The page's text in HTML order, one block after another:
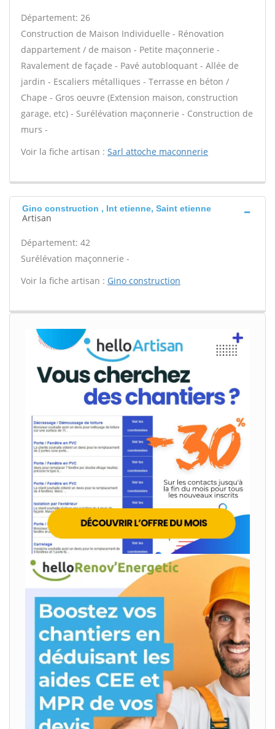
Département: 26
Construction de Maison Individuelle - Rénovation
dappartement / de maison - Petite maçonnerie -
Ravalement de façade - Pavé autobloquant - Allée de
jardin - Escaliers métalliques - Terrasse en béton /
Chape - Gros oeuvre (Extension maison, construction
garage, etc) - Surélévation maçonnerie - Construction de
murs -
Voir la fiche artisan : Sarl attoche maconnerie
Gino construction , Int etienne, Saint etienne
Artisan
Département: 42
Surélévation maçonnerie -
Voir la fiche artisan : Gino construction